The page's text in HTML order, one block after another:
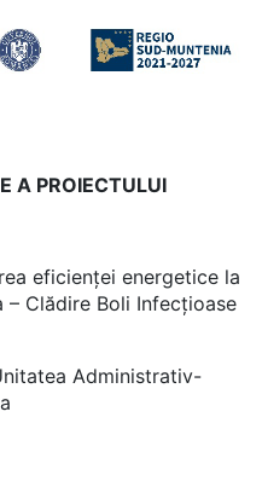
A PROIECTULUI
eficienței energetice la
Clădire Boli Infecțioase
Administrativ-